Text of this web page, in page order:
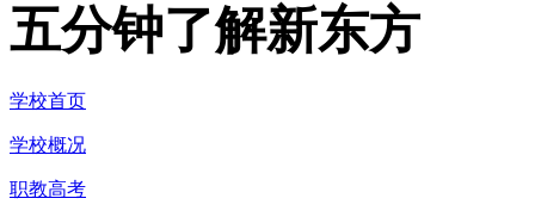
五分钟了解新东方
学校首页
学校概况
职教高考